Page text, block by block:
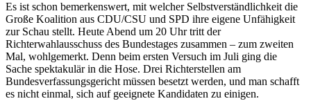
Es ist schon bemerkenswert, mit welcher Selbstverständlichkeit die
Große Koalition aus CDU/CSU und SPD ihre eigene Unfähigkeit
zur Schau stellt. Heute Abend um 20 Uhr tritt der
Richterwahlausschuss des Bundestages zusammen – zum zweiten
Mal, wohlgemerkt. Denn beim ersten Versuch im Juli ging die
Sache spektakulär in die Hose. Drei Richterstellen am
Bundesverfassungsgericht müssen besetzt werden, und man schafft
es nicht einmal, sich auf geeignete Kandidaten zu einigen.